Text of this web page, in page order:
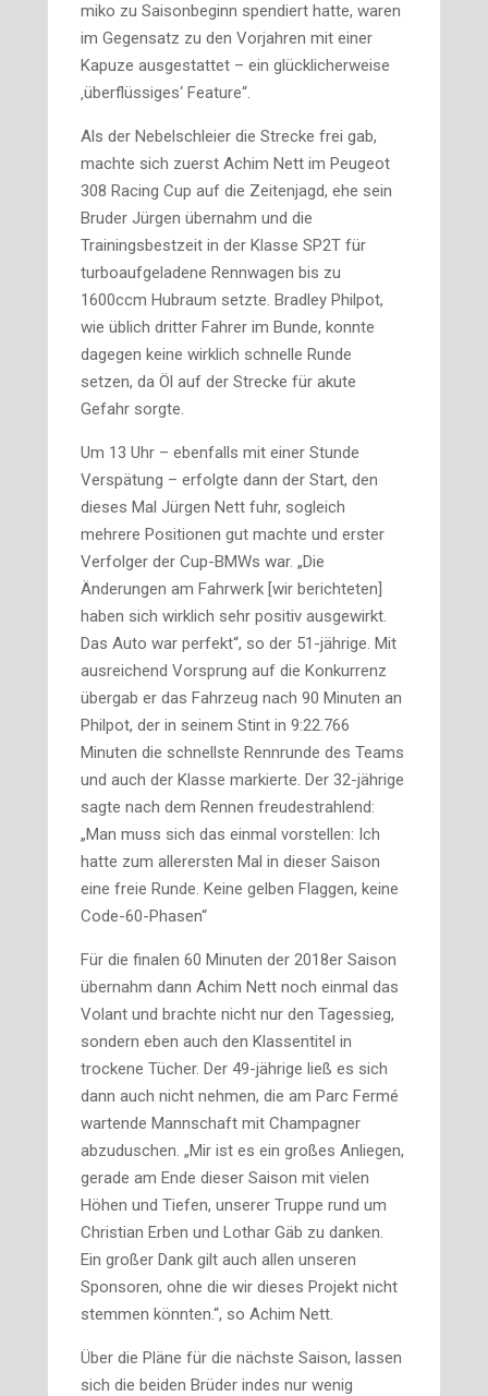
miko zu Saisonbeginn spendiert hatte, waren
im Gegensatz zu den Vorjahren mit einer
Kapuze ausgestattet – ein glücklicherweise
‚überflüssiges‘ Feature“.
Als der Nebelschleier die Strecke frei gab,
machte sich zuerst Achim Nett im Peugeot
308 Racing Cup auf die Zeitenjagd, ehe sein
Bruder Jürgen übernahm und die
Trainingsbestzeit in der Klasse SP2T für
turboaufgeladene Rennwagen bis zu
1600ccm Hubraum setzte. Bradley Philpot,
wie üblich dritter Fahrer im Bunde, konnte
dagegen keine wirklich schnelle Runde
setzen, da Öl auf der Strecke für akute
Gefahr sorgte.
Um 13 Uhr – ebenfalls mit einer Stunde
Verspätung – erfolgte dann der Start, den
dieses Mal Jürgen Nett fuhr, sogleich
mehrere Positionen gut machte und erster
Verfolger der Cup-BMWs war. „Die
Änderungen am Fahrwerk [wir berichteten]
haben sich wirklich sehr positiv ausgewirkt.
Das Auto war perfekt“, so der 51-jährige. Mit
ausreichend Vorsprung auf die Konkurrenz
übergab er das Fahrzeug nach 90 Minuten an
Philpot, der in seinem Stint in 9:22.766
Minuten die schnellste Rennrunde des Teams
und auch der Klasse markierte. Der 32-jährige
sagte nach dem Rennen freudestrahlend:
„Man muss sich das einmal vorstellen: Ich
hatte zum allerersten Mal in dieser Saison
eine freie Runde. Keine gelben Flaggen, keine
Code-60-Phasen“
Für die finalen 60 Minuten der 2018er Saison
übernahm dann Achim Nett noch einmal das
Volant und brachte nicht nur den Tagessieg,
sondern eben auch den Klassentitel in
trockene Tücher. Der 49-jährige ließ es sich
dann auch nicht nehmen, die am Parc Fermé
wartende Mannschaft mit Champagner
abzuduschen. „Mir ist es ein großes Anliegen,
gerade am Ende dieser Saison mit vielen
Höhen und Tiefen, unserer Truppe rund um
Christian Erben und Lothar Gäb zu danken.
Ein großer Dank gilt auch allen unseren
Sponsoren, ohne die wir dieses Projekt nicht
stemmen könnten.“, so Achim Nett.
Über die Pläne für die nächste Saison, lassen
sich die beiden Brüder indes nur wenig